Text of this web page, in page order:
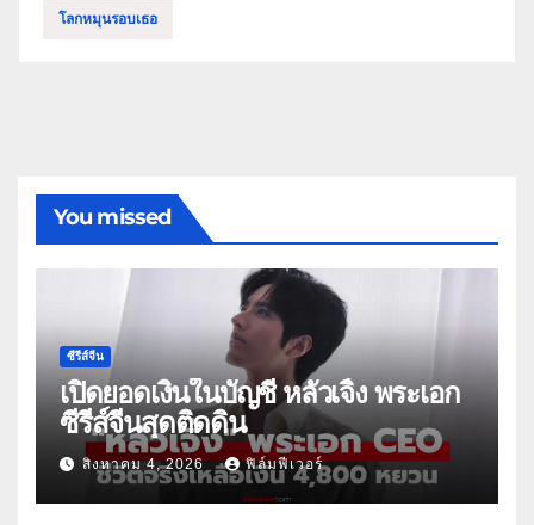
โลกหมุนรอบเธอ
You missed
ซีรีส์จีน
เปิดยอดเงินในบัญชี หลัวเจิ้ง พระเอก
ซีรีส์จีนสุดติดดิน
สิงหาคม 4, 2026 ฟิล์มฟีเวอร์